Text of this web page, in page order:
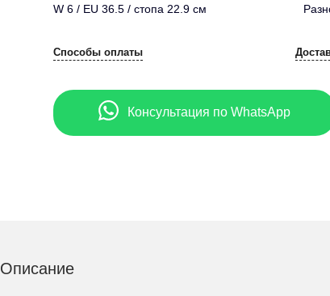
W 6 / EU 36.5 / стопа 22.9 см
Способы оплаты
Консультация по WhatsApp
Описание